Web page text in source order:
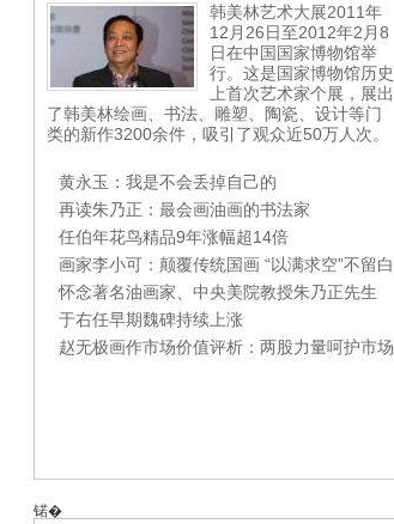
韩美林艺术大展2011年
12月26日至2012年2月8
日在中国国家博物馆举
行。这是国家博物馆历史
上首次艺术家个展，展出
了韩美林绘画、书法、雕塑、陶瓷、设计等门
类的新作3200余件，吸引了观众近50万人次。
黄永玉：我是不会丢掉自己的
再读朱乃正：最会画油画的书法家
任伯年花鸟精品9年涨幅超14倍
画家李小可：颠覆传统国画 “以满求空”不留白
怀念著名油画家、中央美院教授朱乃正先生
于右任早期魏碑持续上涨
赵无极画作市场价值评析：两股力量呵护市场
锘�